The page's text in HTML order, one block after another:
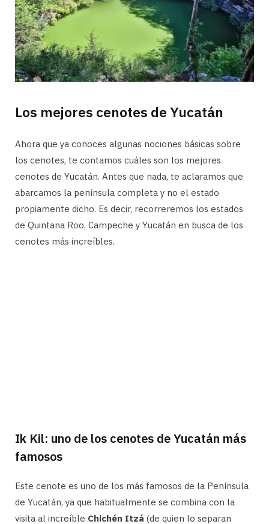
Los mejores cenotes de Yucatán
Ahora que ya conoces algunas nociones básicas sobre
los cenotes, te contamos cuáles son los mejores
cenotes de Yucatán. Antes que nada, te aclaramos que
abarcamos la península completa y no el estado
propiamente dicho. Es decir, recorreremos los estados
de Quintana Roo, Campeche y Yucatán en busca de los
cenotes más increíbles.
Ik Kil: uno de los cenotes de Yucatán más
famosos
Este cenote es uno de los más famosos de la Península
de Yucatán, ya que habitualmente se combina con la
visita al increíble Chichén Itzá (de quien lo separan